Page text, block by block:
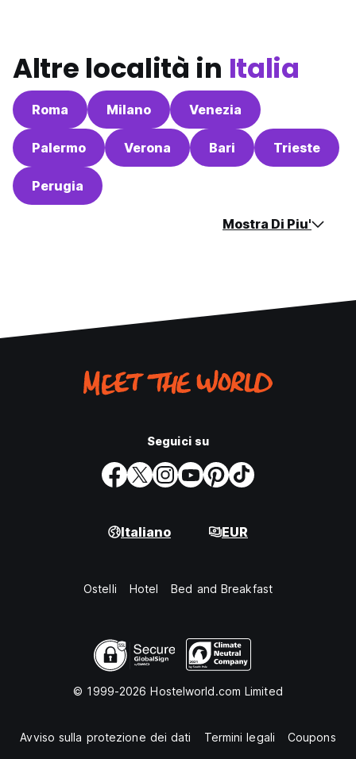
Altre località in Italia
Roma Milano Venezia
Palermo Verona Bari Trieste
Perugia
Mostra Di Piu'
Seguici su
Italiano EUR
Ostelli Hotel Bed and Breakfast
© 1999-2026 Hostelworld.com Limited
Avviso sulla protezione dei dati Termini legali Coupons